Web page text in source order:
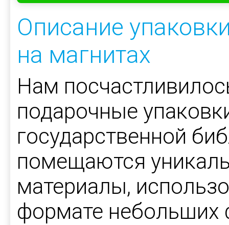
Описание
на магнитах
Нам
подарочные
государственной
помещаются
материалы,
формате небольших